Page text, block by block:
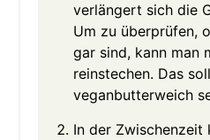
verlängert sich die
Um zu überprüfen,
gar sind, kann man
reinstechen. Das
veganbutterweich
In der Zwischenzeit